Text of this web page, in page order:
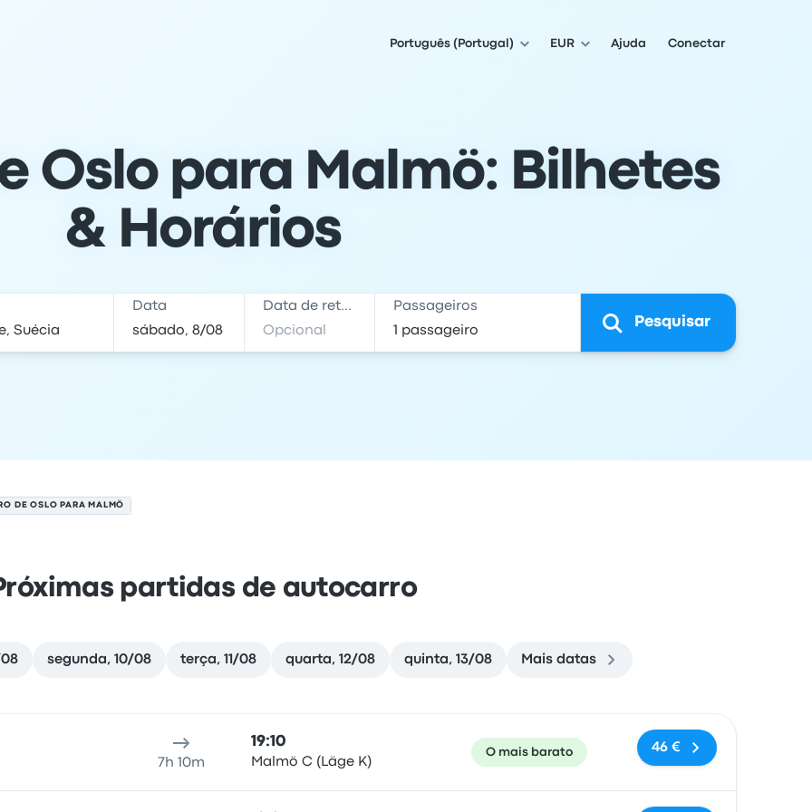
Português (Portugal) EUR Ajuda Conectar
Oslo para Malmö: Bilhetes
& Horários
Data Data de retorno Passageiros
Pesquisar
DE OSLO PARA MALMÖ
partidas de autocarro
segunda, 10/08 terça, 11/08 quarta, 12/08 quinta, 13/08 Mais datas
7h 10m
19:10
Malmö C (Läge K)
O mais barato 46 €